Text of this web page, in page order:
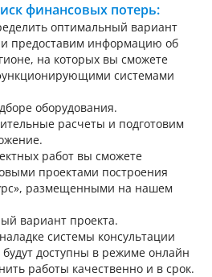
финансовых потерь:
оптимальный вариант
предоставим информацию об
на которых вы сможете
системами
оборудования.
расчеты и подготовим
работ вы сможете
проектами построения
размещенными на нашем
вариант проекта.
системы консультации
доступны в режиме онлайн
работы качественно и в срок.